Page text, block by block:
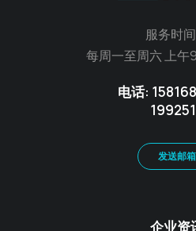
服务时间
每周一至周六 上午
电话:
发送邮箱
企业资